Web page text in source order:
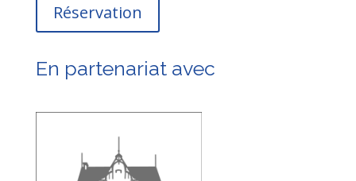
Réservation
En partenariat avec